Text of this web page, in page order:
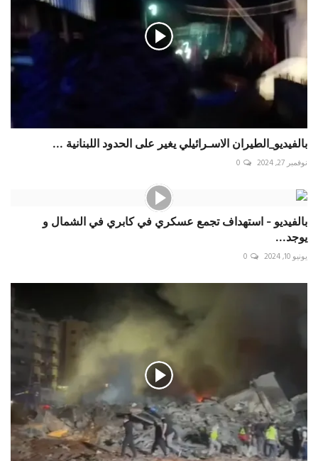
بالفيديو_الطيران الاسـرائيلي يغير على الحدود اللبنانية ...
نوفمبر 27, 2024 0
بالفيديو - استهداف تجمع عسكري في كابري في الشمال و
يوجد...
يونيو 10, 2024 0